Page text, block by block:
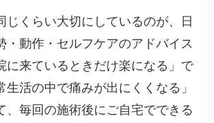
じくらい大切にしているのが、日
・動作・セルフケアのアドバイス
に来ているときだけ楽になる」で
生活の中で痛みが出にくくなる」
、毎回の施術後にご自宅でできる